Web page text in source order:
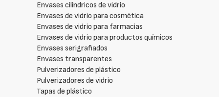
Envases cilíndricos de vidrio
Envases de vidrio para cosmética
Envases de vidrio para farmacias
Envases de vidrio para productos químicos
Envases serigrafiados
Envases transparentes
Pulverizadores de plástico
Pulverizadores de vidrio
Tapas de plástico